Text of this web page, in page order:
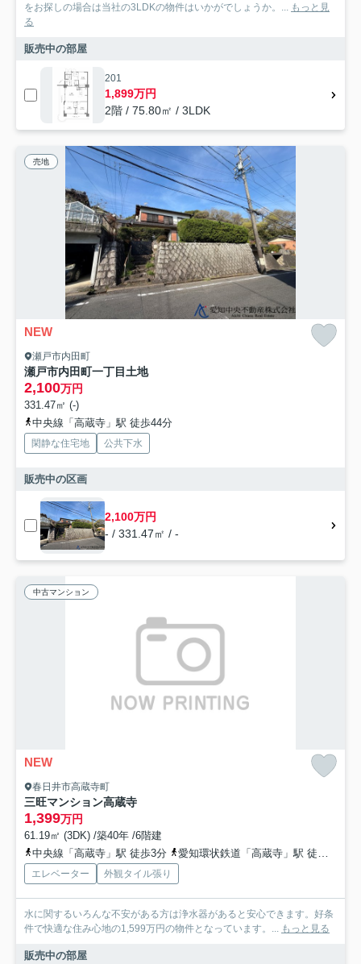
をお探しの場合は当社の3LDKの物件はいかがでしょうか。... もっと見
る
販売中の部屋
201
1,899万円
2階 / 75.80㎡ / 3LDK
売地
NEW
瀬戸市内田町
瀬戸市内田町一丁目土地
2,100万円
331.47㎡ (-)
中央線「高蔵寺」駅 徒歩44分
閑静な住宅地 公共下水
販売中の区画
2,100万円
- / 331.47㎡ / -
中古マンション
NEW
春日井市高蔵寺町
三旺マンション高蔵寺
1,399万円
61.19㎡ (3DK) /築40年 /6階建
中央線「高蔵寺」駅 徒歩3分
愛知環状鉄道「高蔵寺」駅 徒歩3分
エレベーター 外観タイル張り
水に関するいろんな不安がある方は浄水器があると安心できます。好条
件で快適な住み心地の1,599万円の物件となっています。... もっと見る
販売中の部屋